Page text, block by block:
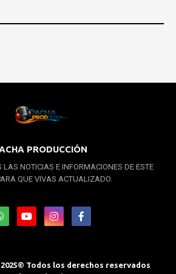
PRODUCCIÓN
LAS NOTICIAS E INFORMACIONES DE ESTE
QUE VIVAS ACTUALIZADO.
Todos los derechos reservados